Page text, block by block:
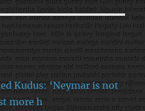
Kudus: ‘Neymar is not
more h